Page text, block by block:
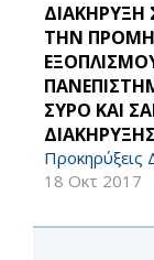
ΔΙΑΚΗΡΥΞΗ
ΤΗΝ
ΣΥΡΟ ΚΑΙ
Προκηρύξεις
18 Οκτ 2017